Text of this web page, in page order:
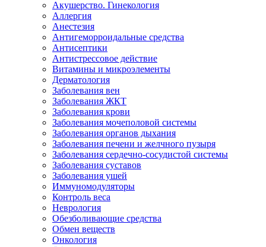
Акушерство. Гинекология
Аллергия
Анестезия
Антигеморроидальные средства
Антисептики
Антистрессовое действие
Витамины и микроэлементы
Дерматология
Заболевания вен
Заболевания ЖКТ
Заболевания крови
Заболевания мочеполовой системы
Заболевания органов дыхания
Заболевания печени и желчного пузыря
Заболевания сердечно-сосудистой системы
Заболевания суставов
Заболевания ушей
Иммуномодуляторы
Контроль веса
Неврология
Обезболивающие средства
Обмен веществ
Онкология